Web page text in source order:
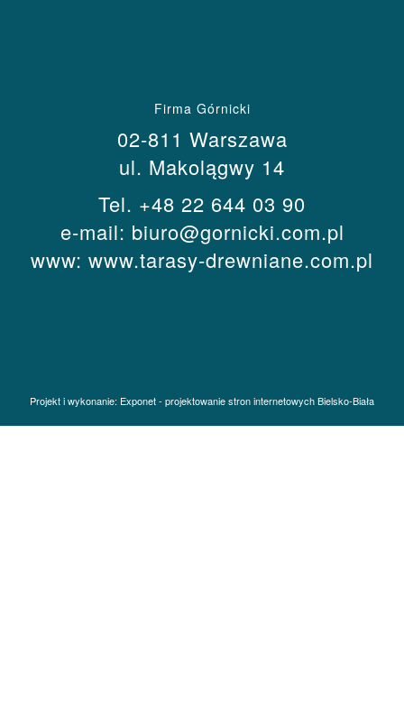
Firma Górnicki
02-811 Warszawa
ul. Makolągwy 14
Tel. +48 22 644 03 90
e-mail: biuro@gornicki.com.pl
www: www.tarasy-drewniane.com.pl
Projekt i wykonanie: Exponet - projektowanie stron internetowych Bielsko-Biała